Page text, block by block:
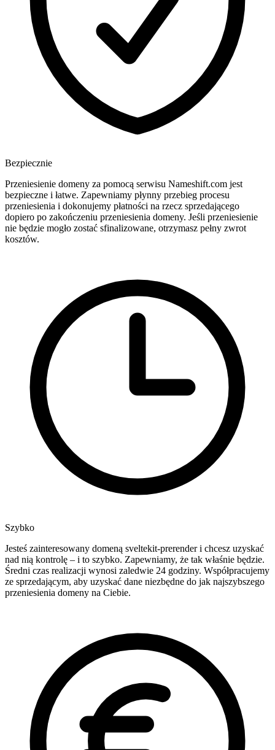
Bezpiecznie
Przeniesienie domeny za pomocą serwisu Nameshift.com jest
bezpieczne i łatwe. Zapewniamy płynny przebieg procesu
przeniesienia i dokonujemy płatności na rzecz sprzedającego
dopiero po zakończeniu przeniesienia domeny. Jeśli przeniesienie
nie będzie mogło zostać sfinalizowane, otrzymasz pełny zwrot
kosztów.
Szybko
Jesteś zainteresowany domeną sveltekit-prerender i chcesz uzyskać
nad nią kontrolę – i to szybko. Zapewniamy, że tak właśnie będzie.
Średni czas realizacji wynosi zaledwie 24 godziny. Współpracujemy
ze sprzedającym, aby uzyskać dane niezbędne do jak najszybszego
przeniesienia domeny na Ciebie.